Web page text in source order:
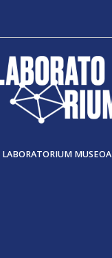
LABORATORIUM MUSEOA